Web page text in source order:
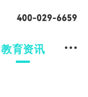
教育资讯 ...